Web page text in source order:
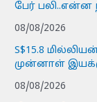
பேர் பலி..என்ன
08/08/2026
S$15.8
முன்னாள்
08/08/2026